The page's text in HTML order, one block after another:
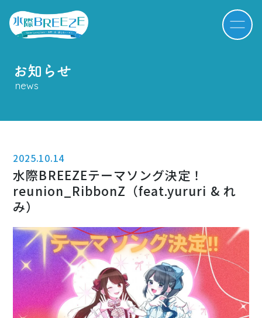
お知らせ
news
2025.10.14
水際BREEZEテーマソング決定！
reunion_RibbonZ（feat.yururi & れ
み）